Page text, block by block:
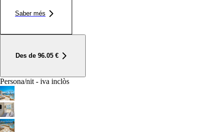
Saber més
Des de 96.05 €
Persona/nit - iva inclòs